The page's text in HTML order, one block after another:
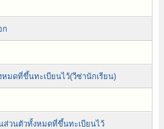
ก
มดที่ขึ้นทะเบียนไว้(วีซ่านักเรียน)
วนตัวทั้งหมดที่ขึ้นทะเบียนไว้